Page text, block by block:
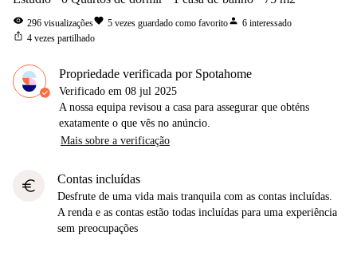
visibility 296 visualizaçõesfavorite 5 vezes guardado como favoritoperson 6 interessado
ios_share 4 vezes partilhado
Propriedade verificada por Spotahome
Verificado em 08 jul 2025
A nossa equipa revisou a casa para assegurar que obténs
exatamente o que vês no anúncio.
Mais sobre a verificação
euro Contas incluídas
Desfrute de uma vida mais tranquila com as contas incluídas.
A renda e as contas estão todas incluídas para uma experiência
sem preocupações